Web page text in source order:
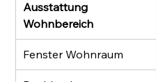
Ausstattung
Wohnbereich
Fenster Wohnraum